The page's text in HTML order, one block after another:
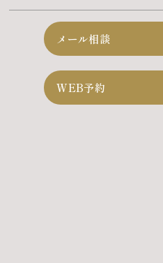
メール相談
WEB予約